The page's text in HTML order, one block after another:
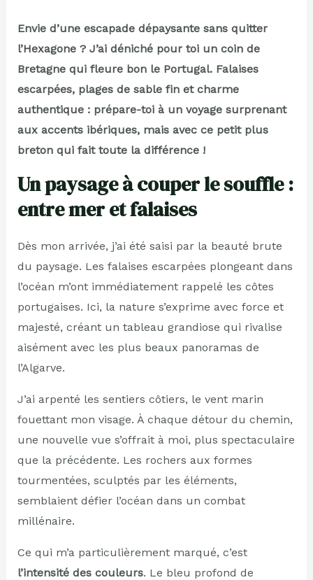
Envie d’une escapade dépaysante sans quitter
l’Hexagone ? J’ai déniché pour toi un coin de
Bretagne qui fleure bon le Portugal. Falaises
escarpées, plages de sable fin et charme
authentique : prépare-toi à un voyage surprenant
aux accents ibériques, mais avec ce petit plus
breton qui fait toute la différence !
Un paysage à couper le souffle :
entre mer et falaises
Dès mon arrivée, j’ai été saisi par la beauté brute
du paysage. Les falaises escarpées plongeant dans
l’océan m’ont immédiatement rappelé les côtes
portugaises. Ici, la nature s’exprime avec force et
majesté, créant un tableau grandiose qui rivalise
aisément avec les plus beaux panoramas de
l’Algarve.
J’ai arpenté les sentiers côtiers, le vent marin
fouettant mon visage. À chaque détour du chemin,
une nouvelle vue s’offrait à moi, plus spectaculaire
que la précédente. Les rochers aux formes
tourmentées, sculptés par les éléments,
semblaient défier l’océan dans un combat
millénaire.
Ce qui m’a particulièrement marqué, c’est
l’intensité des couleurs. Le bleu profond de